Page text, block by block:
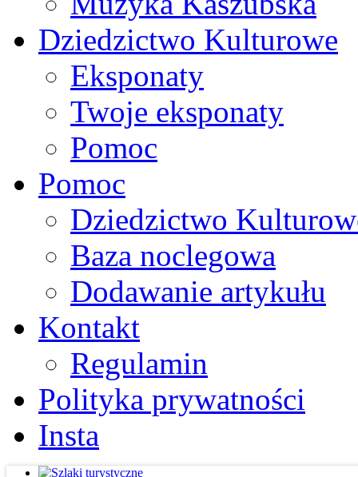
Dziedzictwo Kulturowe
Eksponaty
Twoje eksponaty
Pomoc
Pomoc
Dziedzictwo
Baza noclegowa
Dodawanie artykułu
Kontakt
Regulamin
Polityka prywatności
Insta